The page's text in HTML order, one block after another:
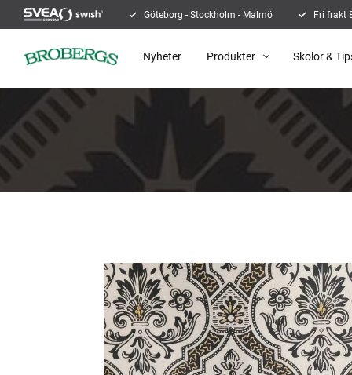
Göteborg - Stockholm - Malmö Fri frakt
Nyheter Produkter Skolor &